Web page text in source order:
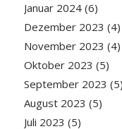
Januar 2024(6)
Dezember 2023 (4)
November 2023 (4)
Oktober 2023 (5)
September 2023 (5)
August 2023 (5)
Juli 2023 (5)